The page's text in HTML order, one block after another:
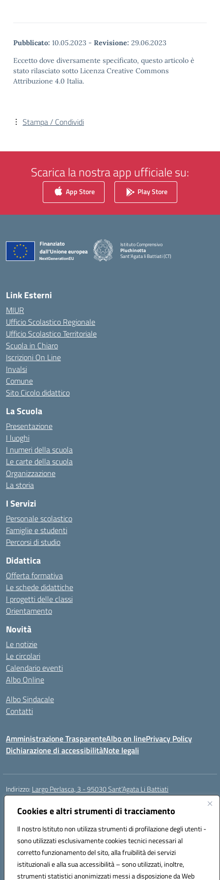
Cookies e altri strumenti di tracciamento
Il nostro Istituto non utilizza strumenti di profilazione degli utenti -
sono utilizzati esclusivamente cookies tecnici necessari al
corretto funzionamento del sito, alla fruibilità dei servizi
istituzionali e alla sua accessibilità – sono utilizzati, inoltre,
strumenti statistici anonimizzati messi a disposizione da Web
Pubblicato: 10.05.2023 - Revisione: 29.06.2023
Eccetto dove diversamente specificato, questo articolo è
stato rilasciato sotto Licenza Creative Commons
Attribuzione 4.0 Italia.
Stampa / Condividi
Scarica la nostra app ufficiale su:
App Store Play Store
Istituto Comprensivo
Pluchinotta
Sant'Agata li Battiati (CT)
— Visita la pagina iniziale della scuola
Link Esterni
MIUR
Ufficio Scolastico Regionale
Ufficio Scolastico Territoriale
Scuola in Chiaro
Iscrizioni On Line
Invalsi
Comune
Sito Cicolo didattico
La Scuola
Presentazione
I luoghi
I numeri della scuola
Le carte della scuola
Organizzazione
La storia
I Servizi
Personale scolastico
Famiglie e studenti
Percorsi di studio
Didattica
Offerta formativa
Le schede didattiche
I progetti delle classi
Orientamento
Novità
Le notizie
Le circolari
Calendario eventi
Albo Online
Albo Sindacale
Contatti
Amministrazione TrasparenteAlbo on linePrivacy Policy
Dichiarazione di accessibilitàNote legali
Indirizzo: Largo Perlasca, 3 - 95030 Sant’Agata Li Battiati
Centralino:
ctic8bl002@istruzione.it
Posta elettronica certificata (PEC):ctic8bl002@pec.istruzione.it
Codice fiscale: 93253680875
Codice meccanografico:CTIC8BL002
Codice Indice delle Pubbliche Amministrazioni (IPA): 7UKG69R2
Codice unico di fatturazione (CUF): F8M4AH